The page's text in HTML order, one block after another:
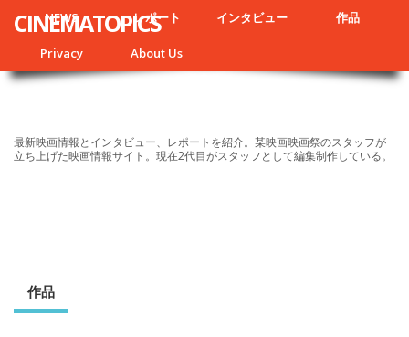
NEWS レポート インタビュー 作品
Privacy About Us
CINEMATOPICS
最新映画情報とインタビュー、レポートを紹介。某映画映画祭のスタッフが
立ち上げた映画情報サイト。現在2代目がスタッフとして編集制作している。
作品